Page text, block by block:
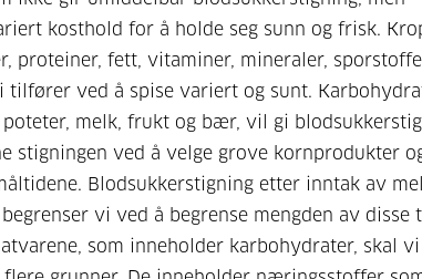
kosthold for å holde seg sunn og frisk.
proteiner, fett, vitaminer, mineraler,
tilfører ved å spise variert og sunt.
melk, frukt og bær, vil gi
stigningen ved å velge grove kornprodukter
Blodsukkerstigning etter inntak av
vi ved å begrense mengden av disse
som inneholder karbohydrater, skal